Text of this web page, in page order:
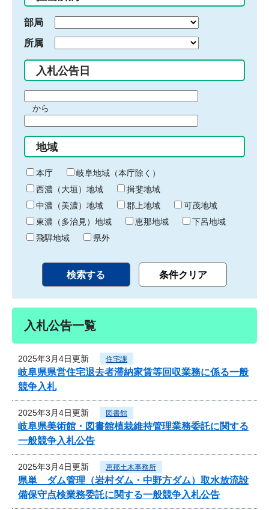
力
部局
所属
入札公告日
間
始
り
から
間
終
わ
り
地域
本庁
岐阜地域（本庁除く）
西濃（大垣）地域
揖斐地域
中濃（美濃）地域
郡上地域
可茂地域
東濃（多治見）地域
恵那地域
下呂地域
飛騨地域
県外
入札公告一覧
2025年3月4日更新 住宅課
岐阜県県営住宅退去者滞納家賃等回収業務に係る一般
競争入札
2025年3月4日更新 図書館
岐阜県美術館・図書館植栽維持管理業務委託に関する
一般競争入札公告
2025年3月4日更新 恵那土木事務所
県単 ダム管理（岩村ダム・中野方ダム）取水放流設
備保守点検業務委託に関する一般競争入札公告